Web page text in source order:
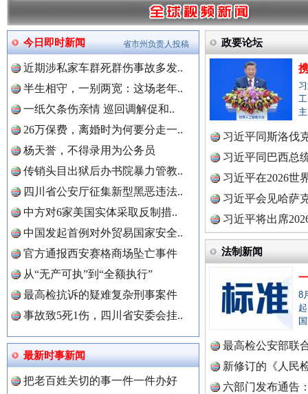
今日即时新闻
近期涉私家车群死群伤事故多发..
半生相守，一别两宽：这场老年..
一纸欠条伤亲情 巡回调解促和..
26万保费，离婚时为何要分走一..
杨天誉，不得录用为公务员
传销头目出狱后办书院暴力管教..
四川省公安厅征集新型黑恶违法..
中方对6家美国实体采取反制措..
中国发起首例对外贸易国家安全..
官方通报西安赛格商场坠亡事件
从“无产可执”到“全额执行”
最高检抗诉的疑难复杂刑事案件
事故致5死1伤，四川省安委会挂..
最新时事新闻
把老百姓关切的事一件一件办好
省市州负责人投稿 政要论坛
习近平同斯洛伐
习近平同巴西总
习近平在2026世
理高级..
习近平会见哈萨
习近平将出席
球治理..
法制新闻
8
最高检公安部联
周岁未..
新修订的《人民
布
六部门发布通告
中国全民新闻网.
中国公众新闻网.
红船起航处 潮起向未来
三年瞒报超千万 隐匿收入偷税被查处..